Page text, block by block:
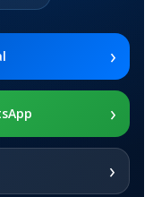
x200 / Samsung
Tab A8 10.5 2021 SM-
DE APOYO
›
›
›